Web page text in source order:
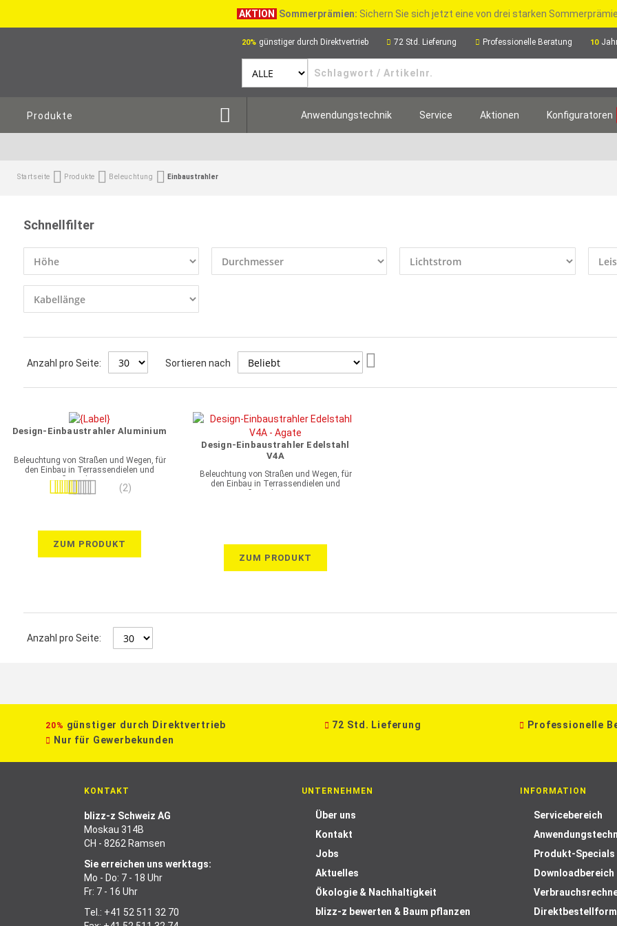
AKTION Sommerprämien: Sichern Sie sich jetzt eine von drei starken
20% günstiger durch Direktvertrieb 72 Std. Lieferung Professionelle Beratung 10
Produkte Anwendungstechnik Service Aktionen Konfiguratoren
Startseite Produkte Beleuchtung Einbaustrahler
Schnellfilter
Anzahl pro Seite: Sortieren nach
Design-Einbaustrahler Aluminium
Beleuchtung von Straßen und Wegen, für
den Einbau in Terrassendielen und
Pflasterbettungen
Bewertung: (2)
ZUM PRODUKT
Design-Einbaustrahler Edelstahl
V4A
Beleuchtung von Straßen und Wegen, für
den Einbau in Terrassendielen und
ZUM PRODUKT
Anzahl pro Seite:
20% günstiger durch Direktvertrieb 72 Std. Lieferung Professionelle
Nur für Gewerbekunden
KONTAKT
blizz-z Schweiz AG
Moskau 314B
CH - 8262 Ramsen
Sie erreichen uns werktags:
Mo - Do: 7 - 18 Uhr
Fr: 7 - 16 Uhr
Tel.: +41 52 511 32 70
UNTERNEHMEN
Über uns
Kontakt
Jobs
Aktuelles
Ökologie & Nachhaltigkeit
blizz-z bewerten & Baum pflanzen
INFORMATION
Servicebereich
Produkt-Specials
Downloadbereich